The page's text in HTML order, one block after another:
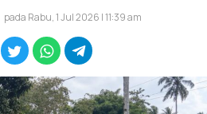
pada Rabu, 1 Jul 2026 | 11:39 am